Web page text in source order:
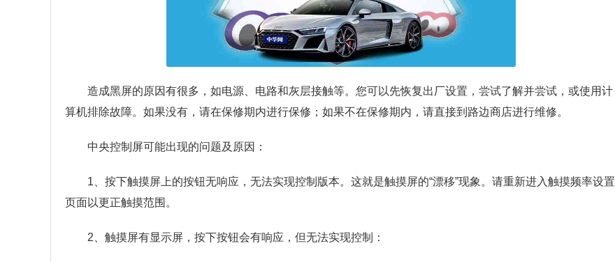
造成黑屏的原因有很多，如电源、电路和灰层接触等。您可以先恢复出厂设置，尝试了解并尝试，或使用计
算机排除故障。如果没有，请在保修期内进行保修；如果不在保修期内，请直接到路边商店进行维修。
中央控制屏可能出现的问题及原因：
1、按下触摸屏上的按钮无响应，无法实现控制版本。这就是触摸屏的“漂移”现象。请重新进入触摸频率设置
页面以更正触摸范围。
2、触摸屏有显示屏，按下按钮会有响应，但无法实现控制：